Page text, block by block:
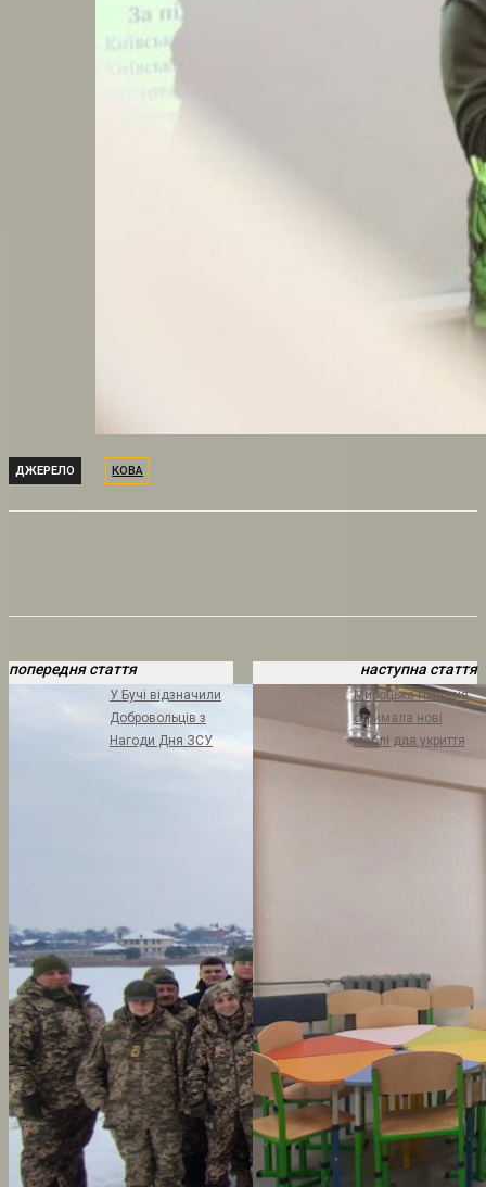
ДЖЕРЕЛО КОВА
попередня стаття
У Бучі відзначили
Добровольців з
Нагоди Дня ЗСУ
наступна стаття
Мироцька гімназія
отримала нові
меблі для укриття